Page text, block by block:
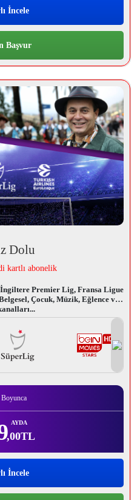
İncele
Başvur
Dolu
kartlı abonelik
Premier Lig, Fransa Ligue
Çocuk, Müzik, Eğlence ve
AYDA
,00TL
İncele